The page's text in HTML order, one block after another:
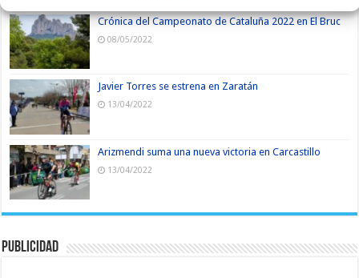
Crónica del Campeonato de Cataluña 2022 en El Bruc
08/05/2022
Javier Torres se estrena en Zaratán
13/04/2022
Arizmendi suma una nueva victoria en Carcastillo
13/04/2022
Publicidad